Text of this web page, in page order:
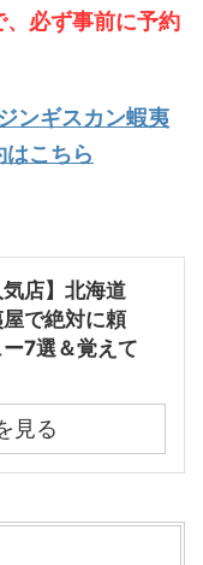
必ず事前に予約
ンギスカン蝦夷
こちら
気店】北海道
で絶対に頼
7選＆覚えて
見る